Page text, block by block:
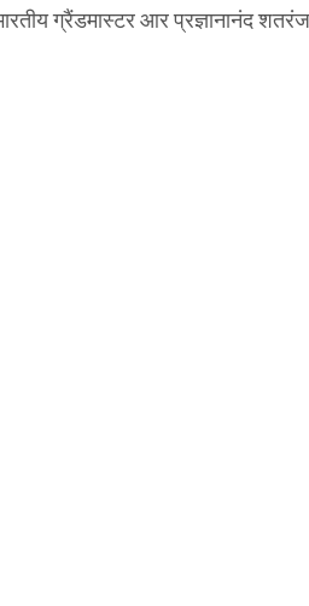
ग्रैंडमास्टर आर प्रज्ञानानंद शतरंज